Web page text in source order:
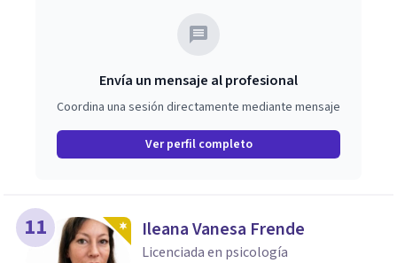
Envía un mensaje al profesional
Coordina una sesión directamente mediante mensaje
Ver perfil completo
11 Ileana Vanesa Frende
Licenciada en psicología